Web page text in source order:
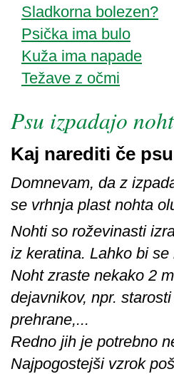
Sladkorna bolezen?
Psička ima bulo
Kuža ima napade
Težave z očmi
Psu izpadajo
Kaj narediti če
Domnevam, da z
se vrhnja plast nohta
Nohti so roževinasti
iz keratina. Lahko bi
Noht zraste nekako 2
dejavnikov, npr.
prehrane,...
Redno jih je potrebno
Najpogostejši vzrok